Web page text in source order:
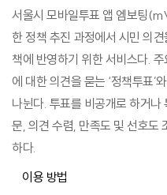
서울시 모바일투표 앱 엠보팅
한 정책 추진 과정에서 시민 의
책에 반영하기 위한 서비스다.
에 대한 의견을 묻는 ‘정책투표’
나뉜다. 투표를 비공개로 하거
문, 의견 수렴, 만족도 및 선호도
하다.
이용 방법